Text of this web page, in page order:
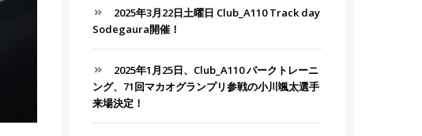
2025年3月22日土曜日 Club_A110 Track day
Sodegaura開催！
2025年1月25日、Club_A110 パークトレーニ
ング、71回マカオグランプリ参戦の小川颯太選手
来場決定！